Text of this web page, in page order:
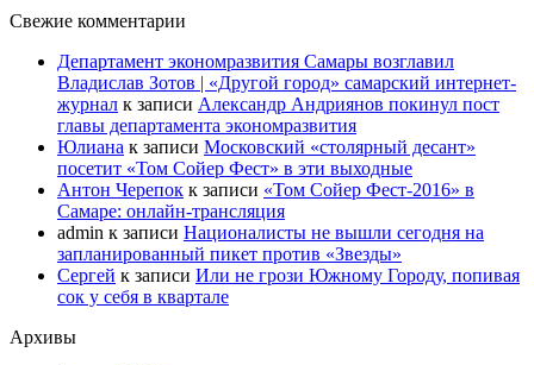
Свежие комментарии
Департамент экономразвития Самары возглавил
Владислав Зотов | «Другой город» самарский интернет-
журнал к записи Александр Андриянов покинул пост
главы департамента экономразвития
Юлиана к записи Московский «столярный десант»
посетит «Том Сойер Фест» в эти выходные
Антон Черепок к записи «Том Сойер Фест-2016» в
Самаре: онлайн-трансляция
admin к записи Националисты не вышли сегодня на
запланированный пикет против «Звезды»
Сергей к записи Или не грози Южному Городу, попивая
сок у себя в квартале
Архивы